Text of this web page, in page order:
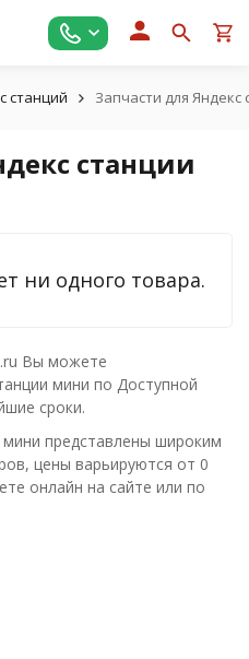
станций Запчасти для Яндекс
станции
ни одного товара.
Вы можете
мини по Доступной
сроки.
мини представлены широким
цены варьируются от 0
онлайн на сайте или по